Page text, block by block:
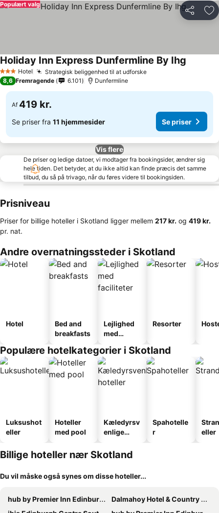
Del
Populært valg
3 StjernerHotel Strategisk beliggenhed til at udforske
Holiday Inn Express Dunfermline By Ihg
8,6 Fremragende 6.101 Dunfermline
Af 419 kr.
Se priser fra 11 hjemmesider Se priser
Vis flere
De priser og ledige datoer, vi modtager fra bookingsider, ændrer sig
hele tiden. Det betyder, at du ikke altid kan finde præcis det samme
tilbud, du så på trivago, når du føres videre til bookingsiden.
Prisniveau
Priser for billige hoteller i Skotland ligger mellem ‎217 kr. og ‎419 kr.
pr. nat.
Andre overnatningssteder i Skotland
Hotel
Bed and
breakfasts
Lejlighed
med
Resorter
Populære hotelkategorier i Skotland
Luksushot
eller
Hoteller
med pool
Kæledyrsv
enlige
Spahotelle
r
eller
Billige hoteller nær Skotland
Du vil måske også synes om disse hoteller...
hub by Premier Inn Edinburgh Royal Mile hotel
Dalmahoy Hotel & Country Club